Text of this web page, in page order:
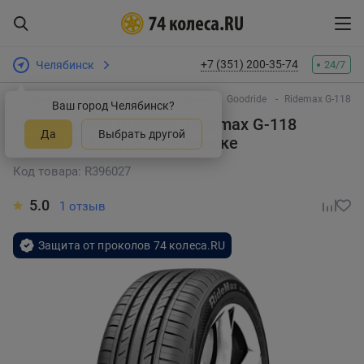
Челябинск
Ваш город Челябинск?
Да Выбрать другой
+7 (351) 200-35-74 24/7
Интернет-магазин шин и дисков Goodride Ridemax G-118
Летняя шина Goodride Ridemax G-118
185/65 R14 86Hв Челябинске
Код товара: R396027
5.0 1 отзыв
Защита от проколов 74 колеса.RU